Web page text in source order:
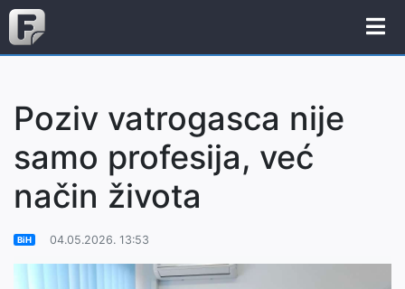
Poziv vatrogasca nije
samo profesija, već
način života
BiH 04.05.2026. 13:53